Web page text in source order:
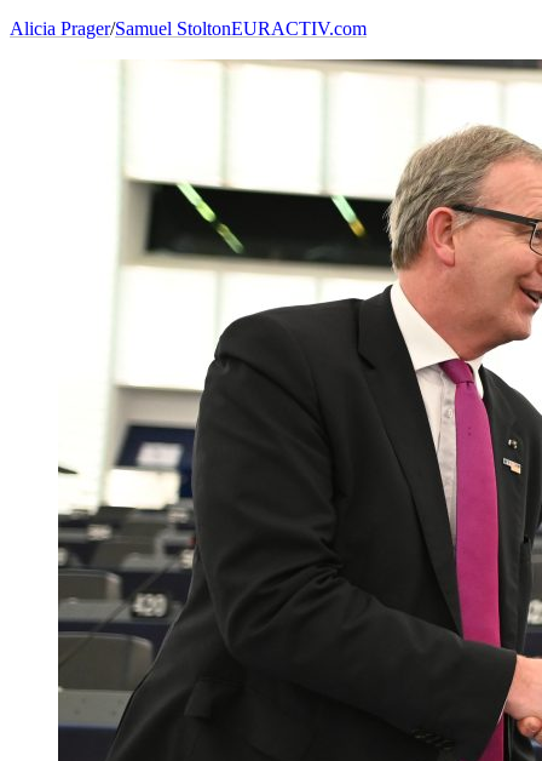
Alicia Prager/Samuel StoltonEURACTIV.com